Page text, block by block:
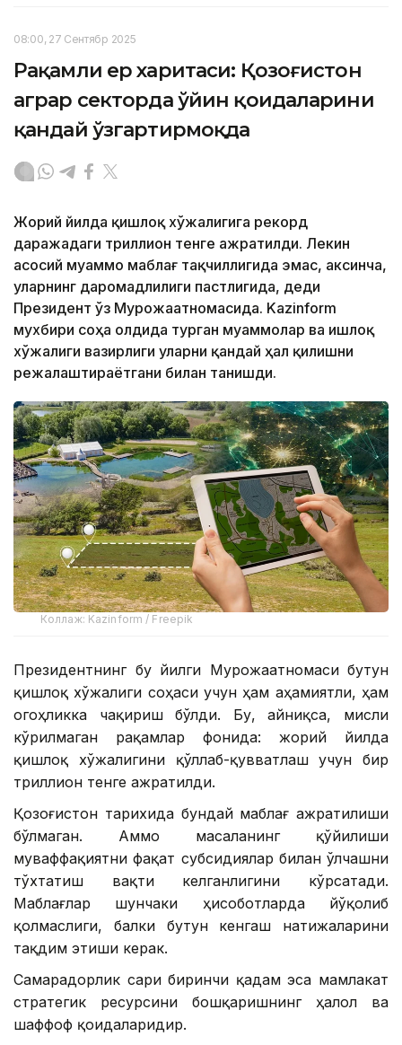
08:00, 27 Сентябр 2025
Рақамли ер харитаси: Қозоғистон
аграр секторда ўйин қоидаларини
қандай ўзгартирмоқда
Жорий йилда қишлоқ хўжалигига рекорд
даражадаги триллион тенге ажратилди. Лекин
асосий муаммо маблағ тақчиллигида эмас, аксинча,
уларнинг даромадлилиги пастлигида, деди
Президент ўз Мурожаатномасида. Kazinform
мухбири соҳа олдида турган муаммолар ва Қишлоқ
хўжалиги вазирлиги уларни қандай ҳал қилишни
режалаштираётгани билан танишди.
Коллаж: Kazinform / Freepik
Президентнинг бу йилги Мурожаатномаси бутун
қишлоқ хўжалиги соҳаси учун ҳам аҳамиятли, ҳам
огоҳликка чақириш бўлди. Бу, айниқса, мисли
кўрилмаган рақамлар фонида: жорий йилда
қишлоқ хўжалигини қўллаб-қувватлаш учун бир
триллион тенге ажратилди.
Қозоғистон тарихида бундай маблағ ажратилиши
бўлмаган. Аммо масаланинг қўйилиши
муваффақиятни фақат субсидиялар билан ўлчашни
тўхтатиш вақти келганлигини кўрсатади.
Маблағлар шунчаки ҳисоботларда йўқолиб
қолмаслиги, балки бутун кенгаш натижаларини
тақдим этиши керак.
Самарадорлик сари биринчи қадам эса мамлакат
стратегик ресурсини бошқаришнинг ҳалол ва
шаффоф қоидаларидир.